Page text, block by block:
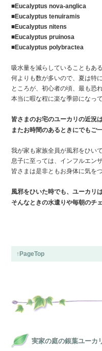
■Eucalyptus nova-anglica
■Eucalyptus tenuiramis
■Eucalyptus nitens
■Eucalyptus pruinosa
■Eucalyptus polybractea
吸水量を減らしていることもあ
何よりも数が多いので、夏は特
ところが、初心者の頃、最も恐
本当に暇な程に楽な季節になっ
皆さまのお宅のユーカリの近況
またお時間のあるときにでもご
我が家も家族全員が風邪をひい
息子に至っては、インフルエン
皆さまは是非ともお身体に気を
風邪をひいた時でも、ユーカリ
そんなときの水遣りや毎朝のチ
↑PageTop
実家の庭の銀葉ユーカ